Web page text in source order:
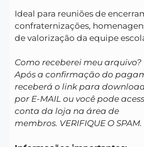
Ideal para reuniões de
confraternizações,
de valorização da equipe
Como receberei meu arquivo?
Após a confirmação do
receberá o link para
por E-MAIL ou você pode
conta da loja na área de
membros. VERIFIQUE O SPAM.